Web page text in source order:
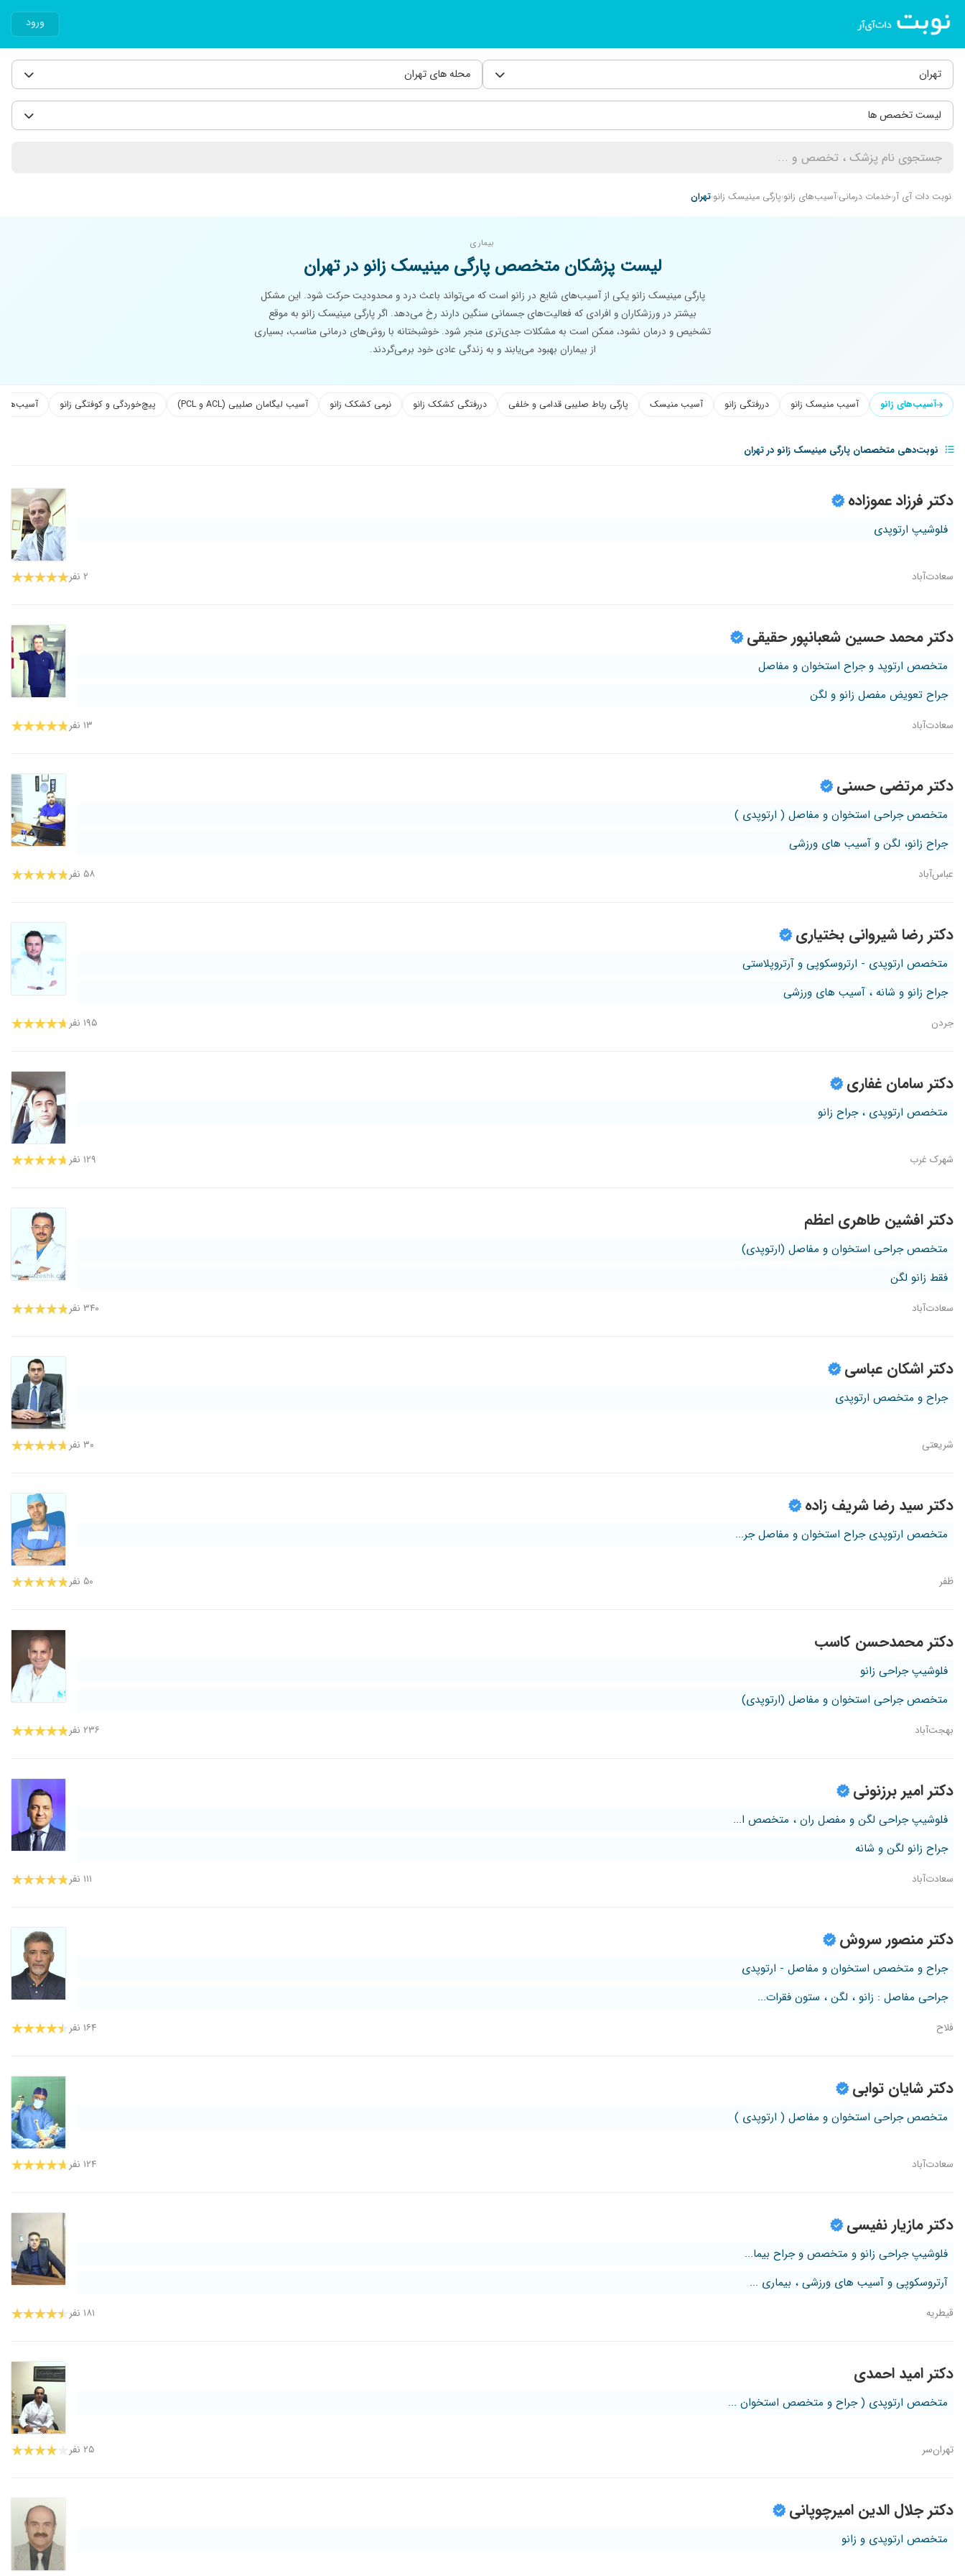
ورود
تهران محله های تهران
لیست تخصص ها
نوبت دات آی آرخدمات درمانی آسیب‌های زانو پارگی مینیسک زانو تهران
بیماری
لیست پزشکان متخصص پارگی مینیسک زانو در تهران
پارگی مینیسک زانو یکی از آسیب‌های شایع در زانو است که می‌تواند باعث درد و محدودیت حرکت شود. این مشکل
بیشتر در ورزشکاران و افرادی که فعالیت‌های جسمانی سنگین دارند رخ می‌دهد. اگر پارگی مینیسک زانو به موقع
تشخیص و درمان نشود، ممکن است به مشکلات جدی‌تری منجر شود. خوشبختانه با روش‌های درمانی مناسب، بسیاری
از بیماران بهبود می‌یابند و به زندگی عادی خود برمی‌گردند.
آسیب‌های زانو آسیب منیسک زانو دررفتگی زانو آسیب منیسک پارگی رباط صلیبی قدامی و خلفی دررفتگی کشکک زانو نرمی کشکک زانو آسیب لیگامان صلیبی (ACL و PCL) پیچ‌خوردگی و کوفتگی زانو آسیب‌های
نوبت‌دهی متخصصان پارگی مینیسک زانو در تهران
دکتر فرزاد عموزاده
فلوشیپ ارتوپدی
سعادت‌آباد ۲ نفر
دکتر محمد حسین شعبانپور حقیقی
متخصص ارتوپد و جراح استخوان و مفاصل
جراح تعویض مفصل زانو و لگن
سعادت‌آباد ۱۳ نفر
دکتر مرتضی حسنی
متخصص جراحی استخوان و مفاصل ( ارتوپدی )
جراح زانو، لگن و آسیب های ورزشی
عباس‌آباد ۵۸ نفر
دکتر رضا شیروانی بختیاری
متخصص ارتوپدی - ارتروسکوپی و آرتروپلاستی
جراح زانو و شانه ، آسیب های ورزشی
جردن ۱۹۵ نفر
دکتر سامان غفاری
متخصص ارتوپدی ، جراح زانو
شهرک غرب ۱۲۹ نفر
دکتر افشین طاهری اعظم
متخصص جراحی استخوان و مفاصل (ارتوپدی)
فقط زانو لگن
سعادت‌آباد ۳۴۰ نفر
دکتر اشکان عباسی
جراح و متخصص ارتوپدی
شریعتی ۳۰ نفر
دکتر سید رضا شریف زاده
متخصص ارتوپدی جراح استخوان و مفاصل جر...
ظفر ۵۰ نفر
دکتر محمدحسن کاسب
فلوشیپ جراحی زانو
متخصص جراحی استخوان و مفاصل (ارتوپدی)
بهجت‌آباد ۲۳۶ نفر
دکتر امیر برزنونی
فلوشیپ جراحی لگن و مفصل ران ، متخصص ا...
جراح زانو لگن و شانه
سعادت‌آباد ۱۱۱ نفر
دکتر منصور سروش
جراح و متخصص استخوان و مفاصل - ارتوپدی
جراحی مفاصل : زانو ، لگن ، ستون فقرات...
فلاح ۱۶۴ نفر
دکتر شایان توابی
متخصص جراحی استخوان و مفاصل ( ارتوپدی )
سعادت‌آباد ۱۲۴ نفر
دکتر مازیار نفیسی
فلوشیپ جراحی زانو و متخصص و جراح بیما...
آرتروسکوپی و آسیب های ورزشی ، بیماری ...
قیطریه ۱۸۱ نفر
دکتر امید احمدی
متخصص ارتوپدی ( جراح و متخصص استخوان ...
تهران‌سر ۲۵ نفر
دکتر جلال الدین امیرچوپانی
متخصص ارتوپدی و زانو